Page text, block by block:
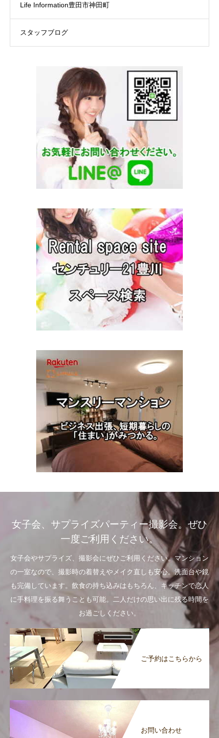
Life Information豊田市神田町
スタッフブログ
女子会、サプライズパーティー撮影会。ぜひ
一度ご利用ください。
女子会やサプライズ、撮影会にぜひご利用ください。マンション
の一室なので、撮影時の着替えやメイク直しも安心。洗面台や鏡
も完備しています。飲食の持ち込みはもちろん、キッチンで恋人
に手料理を振る舞うことも可能。二人だけの思い出に残る時間を
お過ごしください。
ご予約はこちらから
お問い合わせ